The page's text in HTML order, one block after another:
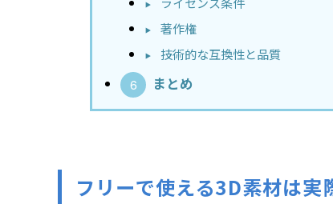
著作権
技術的な互換性と品質
まとめ
フリーで使える3D素材は実